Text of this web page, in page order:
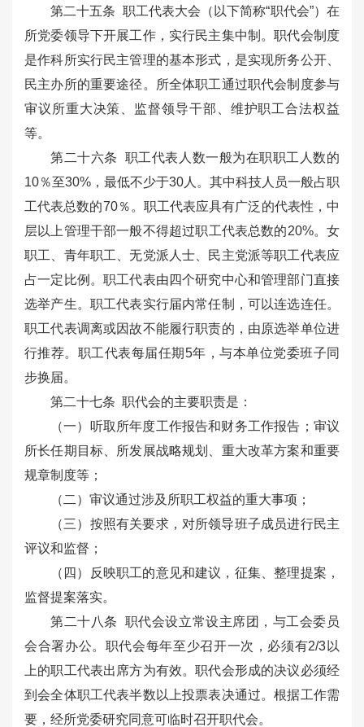
第二十五条 职工代表大会（以下简称“职代会”）在
所党委领导下开展工作，实行民主集中制。职代会制度
是作科所实行民主管理的基本形式，是实现所务公开、
民主办所的重要途径。所全体职工通过职代会制度参与
审议所重大决策、监督领导干部、维护职工合法权益
等。
第二十六条 职工代表人数一般为在职职工人数的
10％至30%，最低不少于30人。其中科技人员一般占职
工代表总数的70％。职工代表应具有广泛的代表性，中
层以上管理干部一般不得超过职工代表总数的20%。女
职工、青年职工、无党派人士、民主党派等职工代表应
占一定比例。职工代表由四个研究中心和管理部门直接
选举产生。职工代表实行届内常任制，可以连选连任。
职工代表调离或因故不能履行职责的，由原选举单位进
行推荐。职工代表每届任期5年，与本单位党委班子同
步换届。
第二十七条 职代会的主要职责是：
（一）听取所年度工作报告和财务工作报告；审议
所长任期目标、所发展战略规划、重大改革方案和重要
规章制度等；
（二）审议通过涉及所职工权益的重大事项；
（三）按照有关要求，对所领导班子成员进行民主
评议和监督；
（四）反映职工的意见和建议，征集、整理提案，
监督提案落实。
第二十八条 职代会设立常设主席团，与工会委员
会合署办公。职代会每年至少召开一次，必须有2/3以
上的职工代表出席方为有效。职代会形成的决议必须经
到会全体职工代表半数以上投票表决通过。根据工作需
要，经所党委研究同意可临时召开职代会。